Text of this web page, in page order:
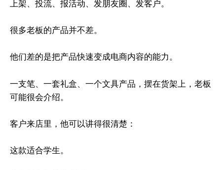
上架、投流、报活动、发朋友圈、发客户。
很多老板的产品并不差。
他们差的是把产品快速变成电商内容的能力。
一支笔、一套礼盒、一个文具产品，摆在货架上，老板
可能很会介绍。
客户来店里，他可以讲得很清楚：
这款适合学生。